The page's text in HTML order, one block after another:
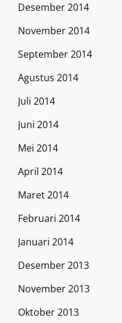
Desember 2014
November 2014
September 2014
Agustus 2014
Juli 2014
Juni 2014
Mei 2014
April 2014
Maret 2014
Februari 2014
Januari 2014
Desember 2013
November 2013
Oktober 2013